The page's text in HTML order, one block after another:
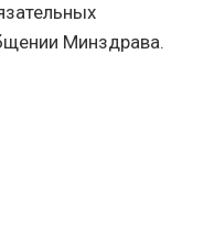
Минздрава.